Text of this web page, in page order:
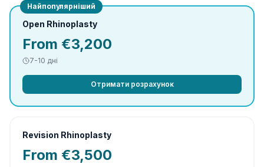
Найпопулярніший
Open Rhinoplasty
From €3,200
7-10 дні
Отримати розрахунок
Revision Rhinoplasty
From €3,500